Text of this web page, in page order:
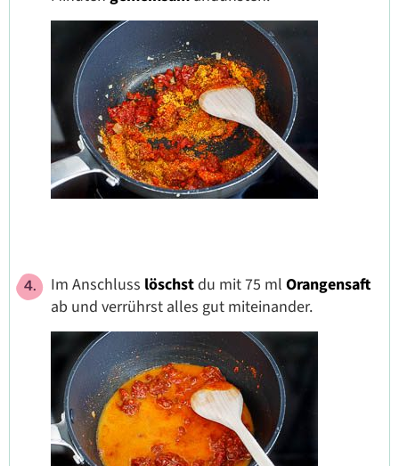
Im Anschluss löschstdu mit 75 ml Orangensaft
ab und verrührst alles gut miteinander.